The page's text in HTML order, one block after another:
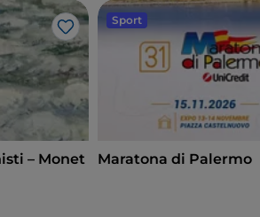
Like
– Monet
Sport
Maratona di Palermo